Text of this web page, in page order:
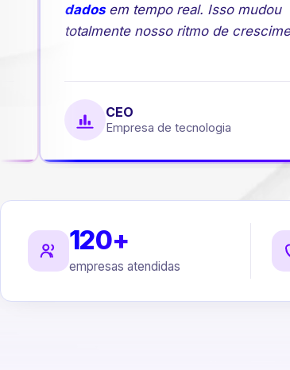
dadosem tempo real. Isso mudou
totalmente nosso ritmo de
CEO
Empresa de tecnologia
120+
empresas atendidas